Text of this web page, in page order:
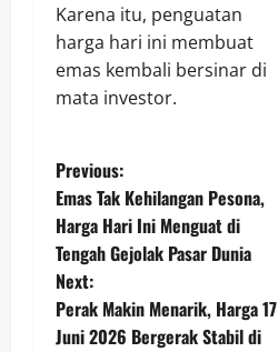
Karena itu, penguatan
harga hari ini membuat
emas kembali bersinar di
mata investor.
P
o
s
t
Previous:
Emas Tak Kehilangan Pesona,
Harga Hari Ini Menguat di
Tengah Gejolak Pasar Dunia
Next:
Perak Makin Menarik, Harga 17
Juni 2026 Bergerak Stabil di